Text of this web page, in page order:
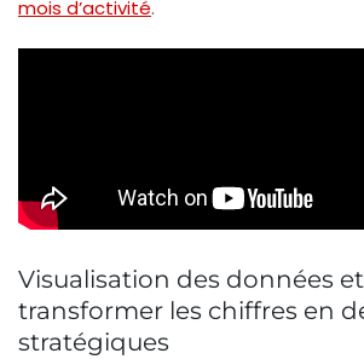
mois d’activité.
Visualisation des données
transformer les chiffres en
stratégiques